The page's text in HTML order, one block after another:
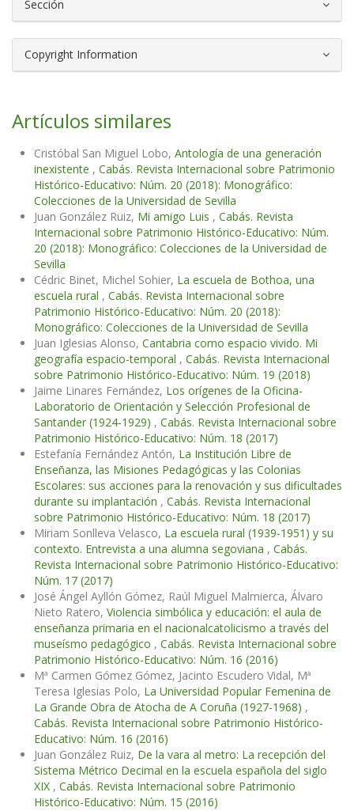
Sección
Copyright Information
Artículos similares
Cristóbal San Miguel Lobo, Antología de una generación
inexistente , Cabás. Revista Internacional sobre Patrimonio
Histórico-Educativo: Núm. 20 (2018): Monográfico:
Colecciones de la Universidad de Sevilla
Juan González Ruiz, Mi amigo Luis , Cabás. Revista
Internacional sobre Patrimonio Histórico-Educativo: Núm.
20 (2018): Monográfico: Colecciones de la Universidad de
Sevilla
Cédric Binet, Michel Sohier, La escuela de Bothoa, una
escuela rural , Cabás. Revista Internacional sobre
Patrimonio Histórico-Educativo: Núm. 20 (2018):
Monográfico: Colecciones de la Universidad de Sevilla
Juan Iglesias Alonso, Cantabria como espacio vivido. Mi
geografía espacio-temporal , Cabás. Revista Internacional
sobre Patrimonio Histórico-Educativo: Núm. 19 (2018)
Jaime Linares Fernández, Los orígenes de la Oficina-
Laboratorio de Orientación y Selección Profesional de
Santander (1924-1929) , Cabás. Revista Internacional sobre
Patrimonio Histórico-Educativo: Núm. 18 (2017)
Estefanía Fernández Antón, La Institución Libre de
Enseñanza, las Misiones Pedagógicas y las Colonias
Escolares: sus acciones para la renovación y sus dificultades
durante su implantación , Cabás. Revista Internacional
sobre Patrimonio Histórico-Educativo: Núm. 18 (2017)
Miriam Sonlleva Velasco, La escuela rural (1939-1951) y su
contexto. Entrevista a una alumna segoviana , Cabás.
Revista Internacional sobre Patrimonio Histórico-Educativo:
Núm. 17 (2017)
José Ángel Ayllón Gómez, Raúl Miguel Malmierca, Álvaro
Nieto Ratero, Violencia simbólica y educación: el aula de
enseñanza primaria en el nacionalcatolicismo a través del
museísmo pedagógico , Cabás. Revista Internacional sobre
Patrimonio Histórico-Educativo: Núm. 16 (2016)
Mª Carmen Gómez Gómez, Jacinto Escudero Vidal, Mª
Teresa Iglesias Polo, La Universidad Popular Femenina de
La Grande Obra de Atocha de A Coruña (1927-1968) ,
Cabás. Revista Internacional sobre Patrimonio Histórico-
Educativo: Núm. 16 (2016)
Juan González Ruiz, De la vara al metro: La recepción del
Sistema Métrico Decimal en la escuela española del siglo
XIX , Cabás. Revista Internacional sobre Patrimonio
Histórico-Educativo: Núm. 15 (2016)